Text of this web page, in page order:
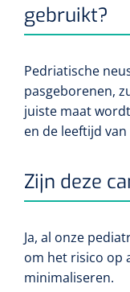
Alginates
Divers
Dissolvant
Ouates
Agraffes de
Nettoyeurs
gebruikt?
Pedriatische
pasgeborenen,
juiste maat
en de leeftijd
Zijn deze
Ja, al onze
om het risico op
minimaliseren.